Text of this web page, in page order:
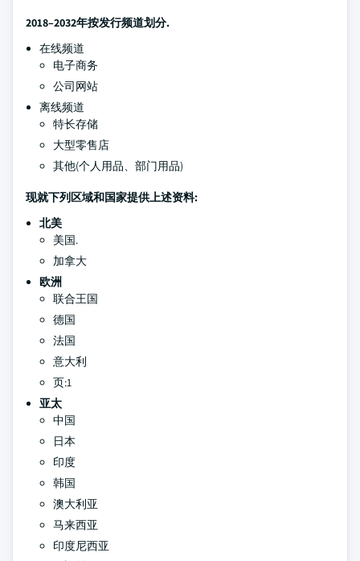
2018–2032年按发行频道划分.
在线频道
电子商务
公司网站
离线频道
特长存储
大型零售店
其他(个人用品、部门用品)
现就下列区域和国家提供上述资料:
北美
美国.
加拿大
欧洲
联合王国
德国
法国
意大利
页:1
亚太
中国
日本
印度
韩国
澳大利亚
马来西亚
印度尼西亚